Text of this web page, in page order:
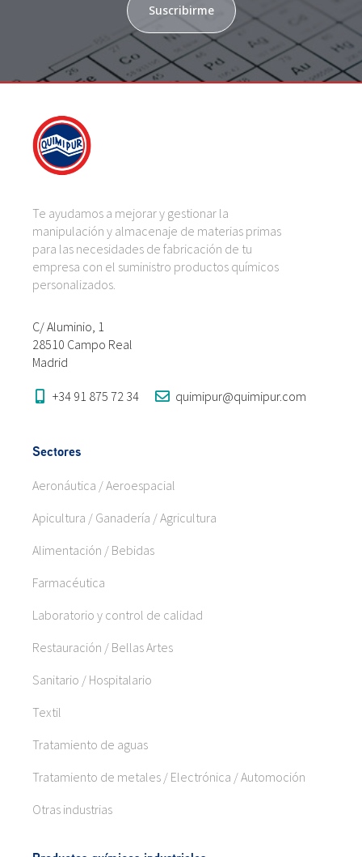
Suscribirme
Te ayudamos a mejorar y gestionar la
manipulación y almacenaje de materias primas
para las necesidades de fabricación de tu
empresa con el suministro productos químicos
personalizados.
C/ Aluminio, 1
28510 Campo Real
Madrid
+34 91 875 72 34 quimipur@quimipur.com
Sectores
Aeronáutica / Aeroespacial
Apicultura / Ganadería / Agricultura
Alimentación / Bebidas
Farmacéutica
Laboratorio y control de calidad
Restauración / Bellas Artes
Sanitario / Hospitalario
Textil
Tratamiento de aguas
Tratamiento de metales / Electrónica / Automoción
Otras industrias